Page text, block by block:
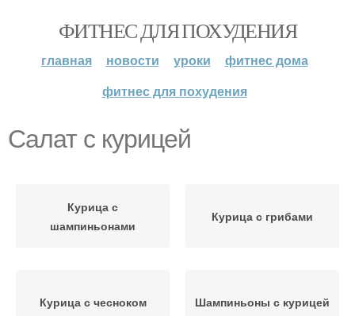
ФИТНЕС ДЛЯ ПОХУДЕНИЯ
главная новости уроки
фитнес дома
фитнес для похудения
Салат с курицей
Курица с
шампиньонами
Курица с грибами
Курица с чесноком Шампиньоны с курицей